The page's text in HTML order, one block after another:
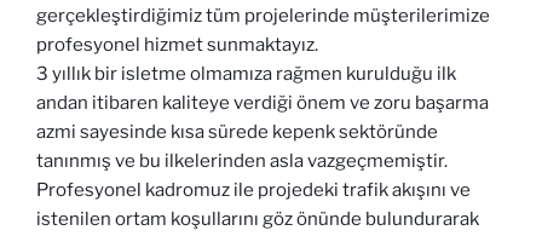
gerçekleştirdiğimiz tüm projelerinde müşterilerimize
profesyonel hizmet sunmaktayız.
3 yıllık bir isletme olmamıza rağmen kurulduğu ilk
andan itibaren kaliteye verdiği önem ve zoru başarma
azmi sayesinde kısa sürede kepenk sektöründe
tanınmış ve bu ilkelerinden asla vazgeçmemiştir.
Profesyonel kadromuz ile projedeki trafik akışını ve
istenilen ortam koşullarını göz önünde bulundurarak